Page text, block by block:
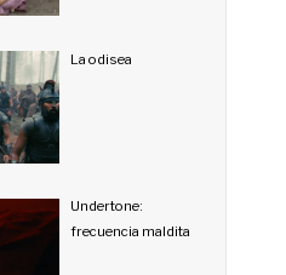
La odisea
Undertone:
frecuencia maldita